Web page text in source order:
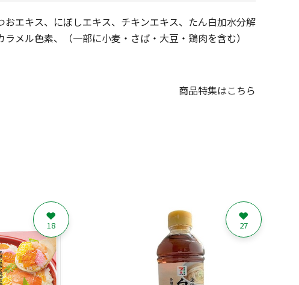
エキス、にぼしエキス、チキンエキス、たん白加水分解
メル色素、（一部に小麦・さば・大豆・鶏肉を含む）
商品特集はこちら
18 27